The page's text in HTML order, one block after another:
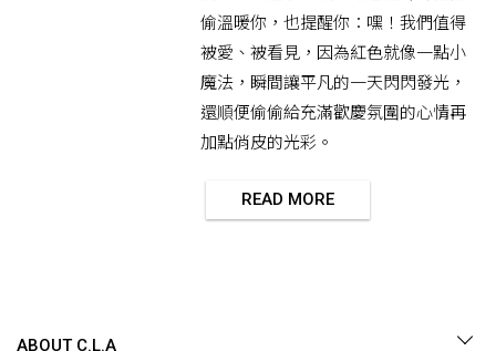
偷溫暖你，也提醒你：嘿！我們值得
被愛、被看見，因為紅色就像一點小
魔法，瞬間讓平凡的一天閃閃發光，
還順便偷偷給充滿歡慶氛圍的心情再
加點俏皮的光彩。
READ MORE
ABOUT C.L.A